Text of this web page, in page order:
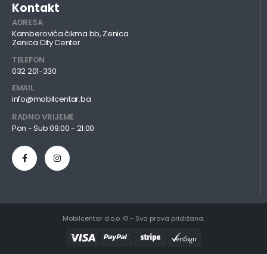
Kontakt
ADRESA
Kamberovića čikma bb, Zenica
Zenica City Center
TELEFON
032 201-330
EMAIL
info@mobilcentar.ba
RADNO VRIJEME
Pon - Sub 09:00 - 21:00
Mobilcentar d.o.o. © - Sva prava pridržana.